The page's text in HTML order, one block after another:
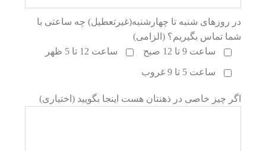
در روزهای شنبه تا چهارشنبه(غیرتعطیل) چه ساعتی با
شما تماس بگیریم؟ (الزامی)
ساعت 9 تا 12 صبح
ساعت 12 تا 5 ظهر
ساعت 5 تا 9 غروب
اگر چیز خاصی در ذهنتان هست اینجا بگویید (اختیاری)